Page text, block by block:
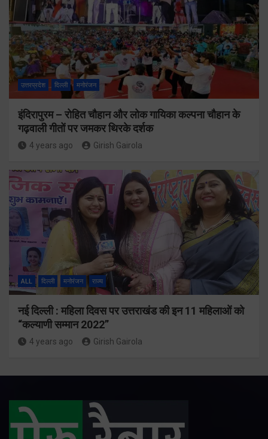
उत्तरप्रदेश दिल्ली मनोरंजन
इंदिरापुरम – रोहित चौहान और लोक गायिका कल्पना चौहान के
गढ़वाली गीतों पर जमकर थिरके दर्शक
4 years ago Girish Gairola
ALL दिल्ली मनोरंजन राज्य
नई दिल्ली : महिला दिवस पर उत्तराखंड की इन 11 महिलाओं को
“कल्याणी सम्मान 2022”
4 years ago Girish Gairola